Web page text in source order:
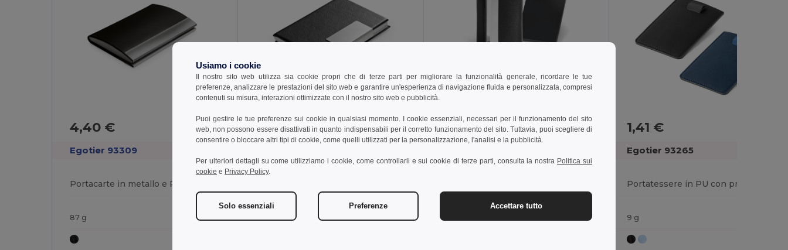
4,40 €
Egotier 93309
Portacarte in metallo e PU
87 g
3,74 €
72 g
7,33 €7,62 € -4%
92 g
1,41 €
Egotier 93265
9 g
Usiamo i cookie
Il nostro sito web utilizza sia cookie propri che di terze parti per migliorare la funzionalità generale, ricordare le tue
preferenze, analizzare le prestazioni del sito web e garantire un'esperienza di navigazione fluida e personalizzata, compresi
contenuti su misura, interazioni ottimizzate con il nostro sito web e pubblicità.
Puoi gestire le tue preferenze sui cookie in qualsiasi momento. I cookie essenziali, necessari per il funzionamento del sito
web, non possono essere disattivati in quanto indispensabili per il corretto funzionamento del sito. Tuttavia, puoi scegliere di
consentire o bloccare altri tipi di cookie, come quelli utilizzati per la personalizzazione, l'analisi e la pubblicità.
Per ulteriori dettagli su come utilizziamo i cookie, come controllarli e sui cookie di terze parti, consulta la nostra Politica sui
cookie e Privacy Policy.
Solo essenziali Preferenze Accettare tutto